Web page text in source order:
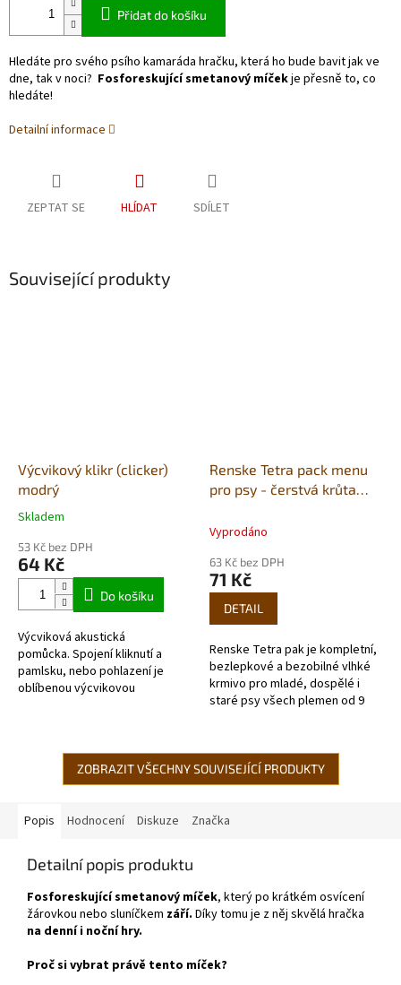
Přidat do košíku
Hledáte pro svého psího kamaráda hračku, která ho bude bavit jak ve
dne, tak v noci? Fosforeskující smetanový míčekje přesně to, co
hledáte!
Detailní informace
ZEPTAT SE HLÍDAT SDÍLET
Související produkty
Výcvikový klikr (clicker)
modrý
Průměrné
produktu
je
hvězdiček.
Skladem
53 Kč bez DPH
64 Kč
Do košíku
Výcviková akustická
pomůcka. Spojení kliknutí a
pamlsku, nebo pohlazení je
oblíbenou výcvikovou
Renske Tetra pack menu
pro psy - čerstvá krůta
Vyprodáno
63 Kč bez DPH
71 Kč
DETAIL
Renske Tetra pak je kompletní,
bezlepkové a bezobilné vlhké
krmivo pro mladé, dospělé i
staré psy všech plemen od 9
lahodnou...
ZOBRAZIT VŠECHNY SOUVISEJÍCÍ PRODUKTY
Popis Hodnocení Diskuze Značka
Detailní popis produktu
Fosforeskující smetanový míček, který po krátkém osvícení
žárovkou nebo sluníčkem září. Díky tomu je z něj skvělá hračka
na denní i noční hry.
Proč si vybrat právě tento míček?